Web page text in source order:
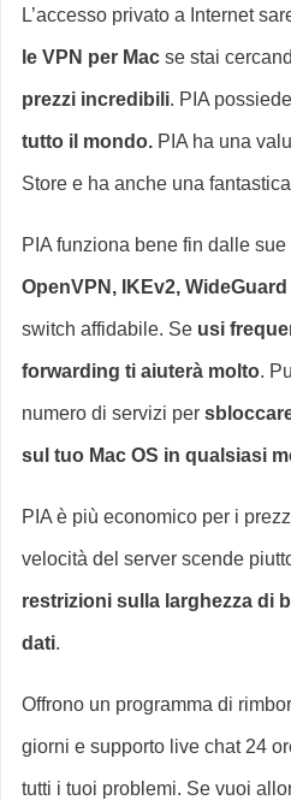
L’accesso privato a Internet
le VPN per Mac se stai
prezzi incredibili. PIA
tutto il mondo. PIA ha una
Store e ha anche una
PIA funziona bene fin dalle
OpenVPN, IKEv2,
switch affidabile. Se usi
forwarding ti aiuterà molto.
numero di servizi per
sul tuo Mac OS in qualsiasi
PIA è più economico per i
velocità del server scende
restrizioni sulla larghezza di
dati.
Offrono un programma di
giorni e supporto live chat 24
tutti i tuoi problemi. Se vuoi